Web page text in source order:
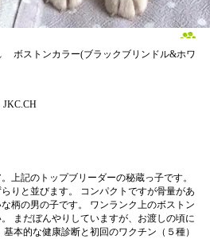
ボストンカラー(ブラックブリンドル&ホワ
上記のトップブリーダーの秘蔵っ子です。
りと並びます。 コンパクトですが骨量があ
柄の男の子です。 ワンランク上のボストン
まだぼんやりしていますが、お渡しの頃に
本的な健康診断と初回のワクチン（５種）